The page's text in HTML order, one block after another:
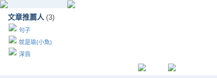
文章推薦人 (3)
句子
就是瑜(小魚)
深翁